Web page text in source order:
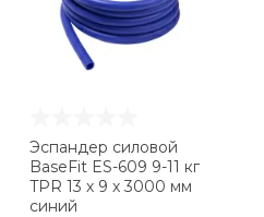
Эспандер силовой
BaseFit ES-609 9-11 кг
TPR 13 х 9 х 3000 мм
синий